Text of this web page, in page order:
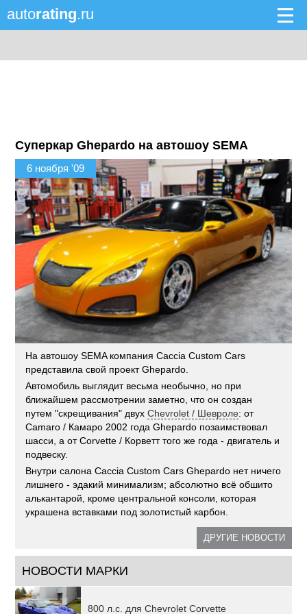
autorating.ru
Суперкар Ghepardo на автошоу SEMA
6 ноября '09
На автошоу SEMA компания Caccia Custom Cars
представила свой проект Ghepardo.
Автомобиль выглядит весьма необычно, но при
ближайшем рассмотрении заметно, что он создан
путем "скрещивания" двухChevrolet / Шевроле: от
Camaro / Камаро 2002 года Ghepardo позаимствовал
шасси, а от Corvette / Корветт того же года - двигатель и
подвеску.
Внутри салона Caccia Custom Cars Ghepardo нет ничего
лишнего - эдакий минимализм; абсолютно всё обшито
алькантарой, кроме центральной консоли, которая
украшена вставками под золотистый карбон.
ДРУГИЕ НОВОСТИ
НОВОСТИ МАРКИ
800 л.с. для Chevrolet Corvette